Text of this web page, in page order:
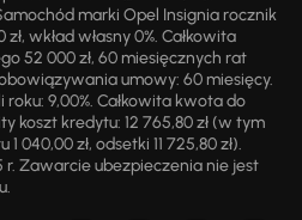
marki Opel Insignia rocznik
wkład własny 0%. Całkowita
52 000 zł, 60 miesięcznych rat
umowy: 60 miesięcy.
9,00%. Całkowita kwota do
koszt kredytu: 12 765,80 zł (w tym
040,00 zł, odsetki 11 725,80 zł).
r. Zawarcie ubezpieczenia nie jest